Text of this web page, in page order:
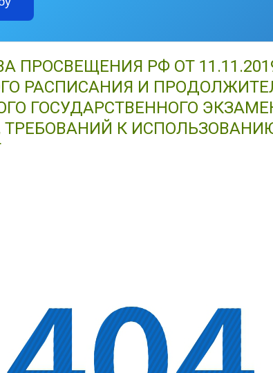
ПРОСВЕЩЕНИЯ РФ ОТ
РАСПИСАНИЯ И
ГОСУДАРСТВЕННОГО
К